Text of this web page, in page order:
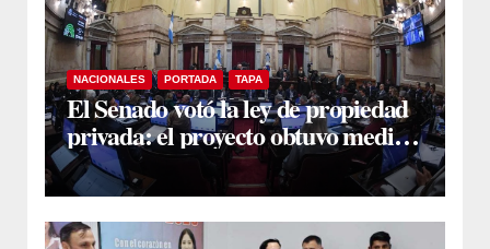
NACIONALES PORTADA TAPA
El Senado votó la ley de propiedad
privada: el proyecto obtuvo media
sanción